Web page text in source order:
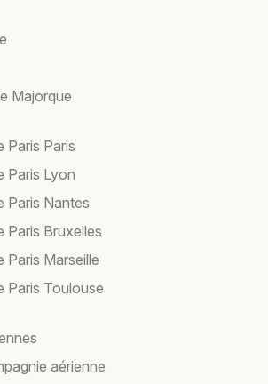
Majorque
Paris Paris
Paris Lyon
Paris Nantes
Paris Bruxelles
Paris Marseille
Paris Toulouse
aérienne